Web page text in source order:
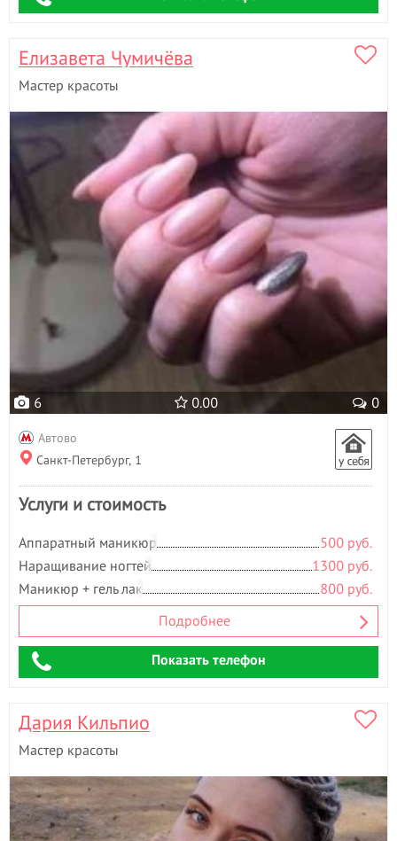
Елизавета Чумичёва
Мастер красоты
6 0.00 0
Автово
Санкт-Петербург, 1
Услуги и стоимость
Аппаратный маникюр
500 руб.
Наращивание ногтей
1300 руб.
Маникюр + гель лак
800 руб.
Подробнее
Показать телефон
Дария Кильпио
Мастер красоты